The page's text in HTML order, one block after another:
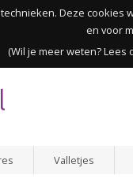
Deze
en voor
(Wil je meer weten? Lees
Valletjes